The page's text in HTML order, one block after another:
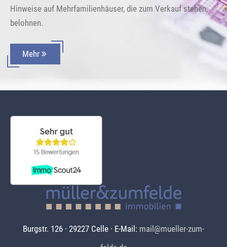
Burgstr. 126 · 29227 Celle · E-Mail: mail@mueller-zum-
Hinweise auf Mehrfamilienhäuser, die zum Verkauf stehen,
belohnen.
Mehr